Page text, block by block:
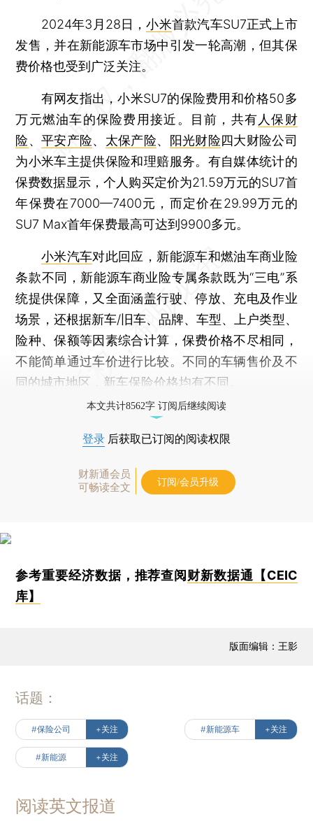
2024年3月28日，小米首款汽车SU7正式上市
发售，并在新能源车市场中引发一轮高潮，但其保
费价格也受到广泛关注。
有网友指出，小米SU7的保险费用和价格50多
万元燃油车的保险费用接近。目前，共有 人保财
险、平安产险、 太保产险、 阳光财险四大财险公司
为小米车主提供保险和理赔服务。有自媒体统计的
保费数据显示，个人购买定价为21.59万元的SU7首
年保费在7000—7400元，而定价在29.99万元的
SU7 Max首年保费最高可达到9900多元。
小米汽车对此回应，新能源车和燃油车商业险
条款不同，新能源车商业险专属条款既为“三电”系
统提供保障，又全面涵盖行驶、停放、充电及作业
场景，还根据新车/旧车、品牌、车型、上户类型、
险种、保额等因素综合计算，保费价格不尽相同，
不能简单通过车价进行比较。不同的车辆售价及不
同的城市地区，新车保险价格均有不同。
本文共计8562字 订阅后继续阅读
登录 后获取已订阅的阅读权限
财新通会员
可畅读全文
订阅/会员升级
参考重要经济数据，推荐查阅财新数据通【CEIC
库】
版面编辑：王影
话题：
#保险公司 +关注 #新能源车 +关注
#新能源 +关注
阅读英文报道